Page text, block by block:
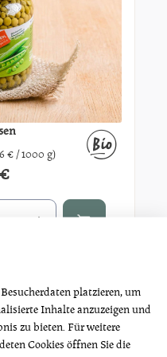
platzieren, um
Inhalte anzuzeigen und
zu bieten. Für weitere
Cookies öffnen Sie die
€ / 1000 g)
Wert ein oder benutze